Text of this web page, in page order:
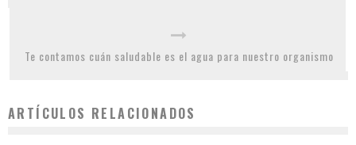
Te contamos cuán saludable es el agua para nuestro organismo
ARTÍCULOS RELACIONADOS